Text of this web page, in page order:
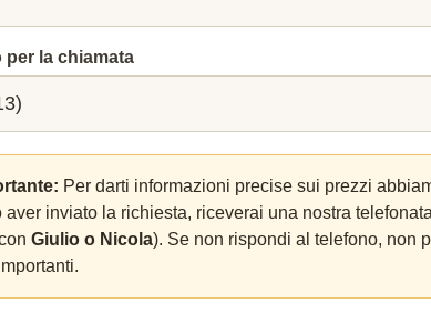
per la chiamata
Per darti informazioni precise sui prezzi
aver inviato la richiesta, riceverai una nostra
Giulio o Nicola). Se non rispondi al telefono, non